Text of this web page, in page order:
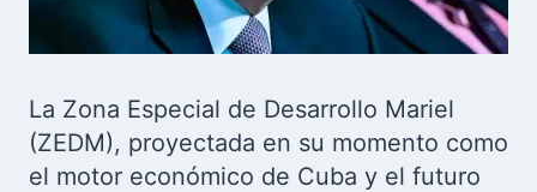
La Zona Especial de Desarrollo Mariel
(ZEDM), proyectada en su momento como
el motor económico de Cuba y el futuro